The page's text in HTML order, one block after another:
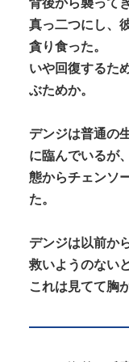
真っ二つにし、
貪り食った。
いや回復するた
ぶためか。
デンジは普通の
に臨んでいるが
態からチェンソ
た。
デンジは以前か
救いようのない
これは見てて胸